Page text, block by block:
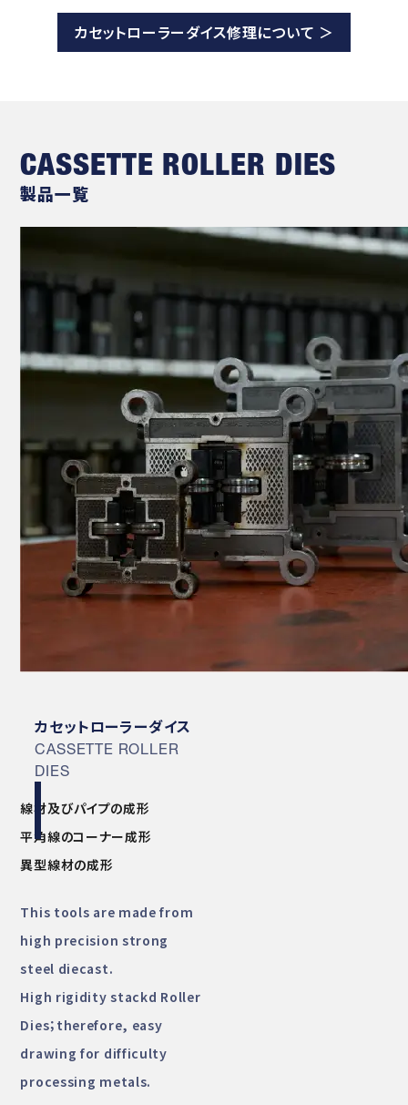
カセットローラーダイス修理について ＞
CASSETTE ROLLER DIES
製品一覧
カセットローラーダイス
CASSETTE ROLLER
DIES
線材及びパイプの成形
平角線のコーナー成形
異型線材の成形
This tools are made from
high precision strong
steel diecast.
High rigidity stackd Roller
Dies；therefore, easy
drawing for difficulty
processing metals.